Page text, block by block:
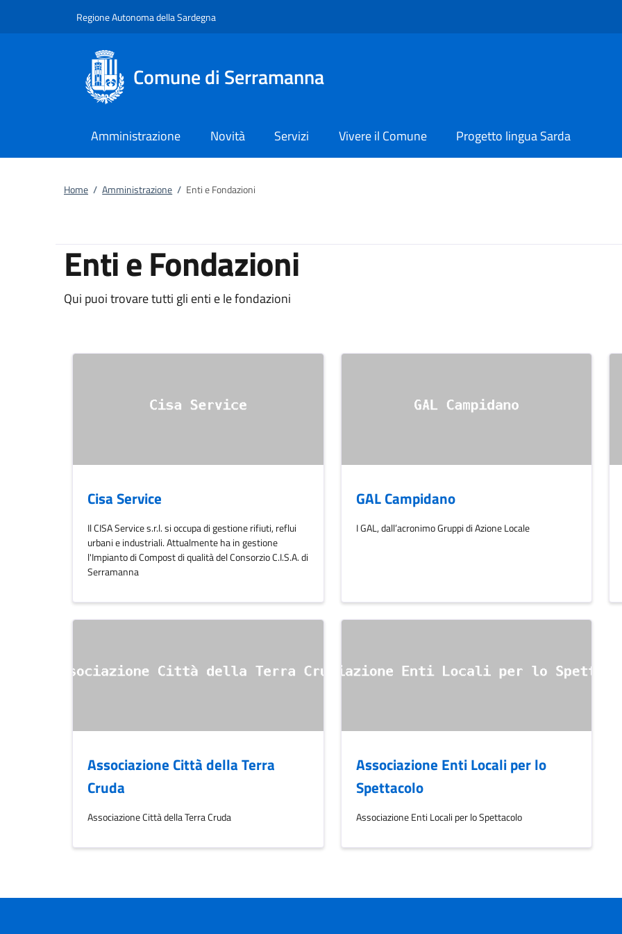
Regione Autonoma della Sardegna
Comune di Serramanna
Amministrazione Novità Servizi Vivere il Comune Progetto lingua Sarda
Home / Amministrazione / Enti e Fondazioni
Enti e Fondazioni
Qui puoi trovare tutti gli enti e le fondazioni
Cisa Service
Il CISA Service s.r.l. si occupa di gestione rifiuti, reflui
urbani e industriali. Attualmente ha in gestione
l'Impianto di Compost di qualità del Consorzio C.I.S.A. di
Serramanna
GAL Campidano
I GAL, dall’acronimo Gruppi di Azione Locale
Associazione Città della Terra
Cruda
Associazione Città della Terra Cruda
Associazione Enti Locali per lo
Spettacolo
Associazione Enti Locali per lo Spettacolo